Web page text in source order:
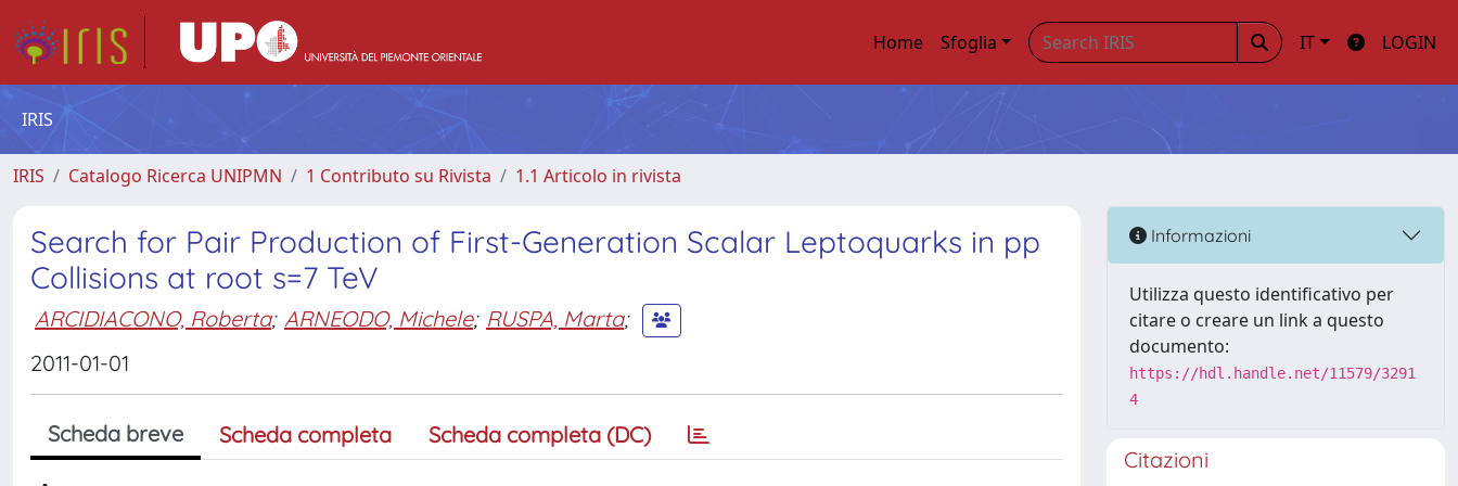
Home Sfoglia IT LOGIN
IRIS
IRIS Catalogo Ricerca UNIPMN 1 Contributo su Rivista 1.1 Articolo in rivista
Search for Pair Production of First-Generation Scalar Leptoquarks in pp
Collisions at root s=7 TeV
ARCIDIACONO, Roberta; ARNEODO, Michele; RUSPA, Marta;
2011-01-01
Scheda breve Scheda completa Scheda completa (DC)
Informazioni
Utilizza questo identificativo per
citare o creare un link a questo
documento:
https://hdl.handle.net/11579/3291
4
Citazioni